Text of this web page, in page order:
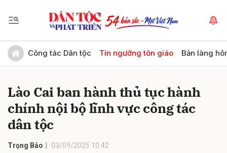
Công tác Dân tộc Tín ngưỡng tôn giáo Bản làng
Lào Cai ban hành thủ tục hành
chính nội bộ lĩnh vực công tác
dân tộc
Trọng Bảo 03/09/2025 10:42
Gửi bình luận